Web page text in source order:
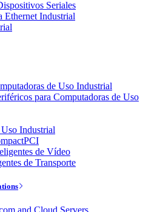
Seriales
Ethernet Industrial
de Uso Industrial
para Computadoras de Uso
Uso Industrial
de Vídeo
de Transporte
and Cloud Servers